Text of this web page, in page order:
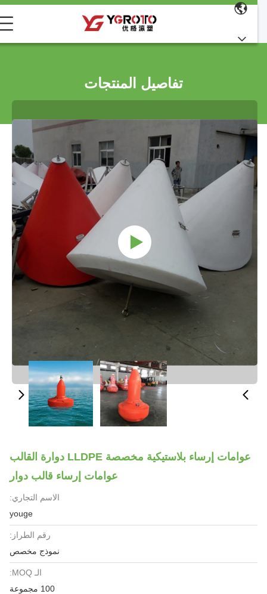
تفاصيل المنتجات
عوامات إرساء بلاستيكية مخصصة LLDPE دوارة القالب
عوامات إرساء قالب دوار
الاسم التجاري:
youge
رقم الطراز:
نموذج مخصص
الـ MOQ:
100 مجموعة